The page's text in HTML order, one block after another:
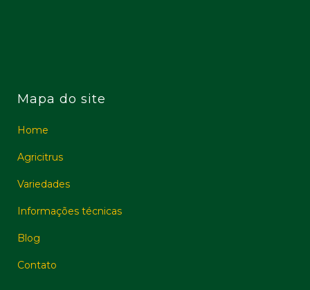
Mapa do site
Home
Agricitrus
Variedades
Informações técnicas
Blog
Contato